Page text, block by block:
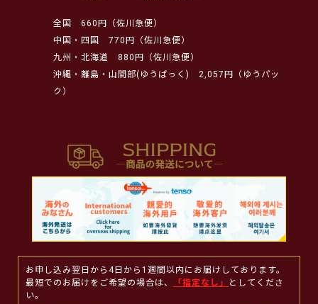
全国
660円（佐川急便）
中国・四国
770円（佐川急便）
九州・北海道
880円（佐川急便）
沖縄・離島・山間部(ゆうぱっく)
2,057円（ゆうパッ
ク）
お申し込み翌日から4日から1週間以内にお届けしております。
最短でのお届けをご希望の場合は、
「指定なし」
としてくださ
い。